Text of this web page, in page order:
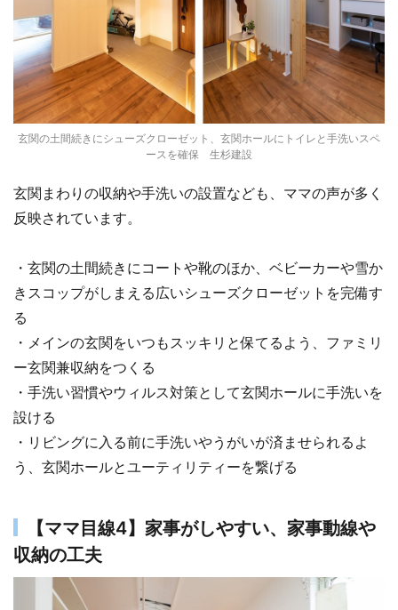
玄関の土間続きにシューズクローゼット、玄関ホールにトイレと手洗いスペ
ースを確保 生杉建設
玄関まわりの収納や手洗いの設置なども、ママの声が多く
反映されています。
・玄関の土間続きにコートや靴のほか、ベビーカーや雪か
きスコップがしまえる広いシューズクローゼットを完備す
る
・メインの玄関をいつもスッキリと保てるよう、ファミリ
ー玄関兼収納をつくる
・手洗い習慣やウィルス対策として玄関ホールに手洗いを
設ける
・リビングに入る前に手洗いやうがいが済ませられるよ
う、玄関ホールとユーティリティーを繋げる
【ママ目線4】家事がしやすい、家事動線や
収納の工夫